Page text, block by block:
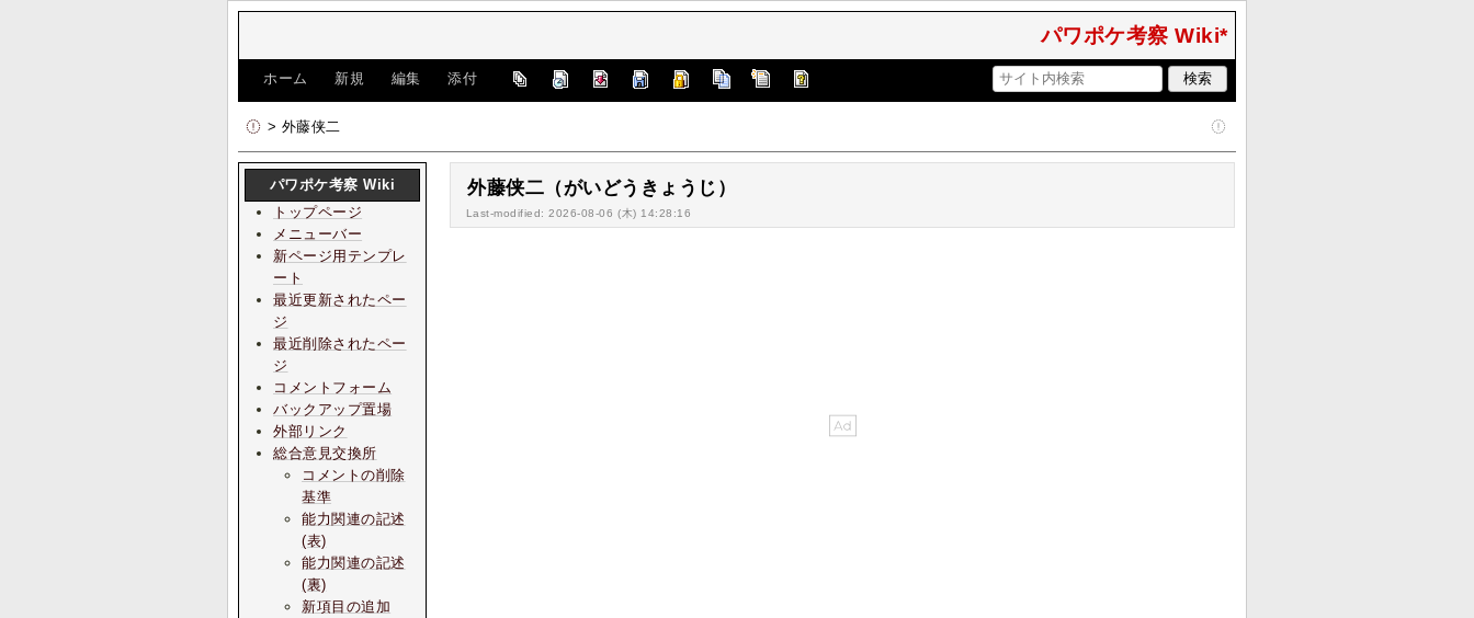
パワポケ考察 Wiki*
ホーム 新規 編集 添付
> 外藤侠二
外藤侠二（がいどうきょうじ）
Last-modified: 2026-08-06 (木) 14:28:16
パワポケ考察 Wiki
トップページ
メニューバー
新ページ用テンプレ
ート
最近更新されたペー
ジ
最近削除されたペー
ジ
コメントフォーム
バックアップ置場
外部リンク
総合意見交換所
コメントの削除
基準
能力関連の記述
(表)
能力関連の記述
(裏)
新項目の追加